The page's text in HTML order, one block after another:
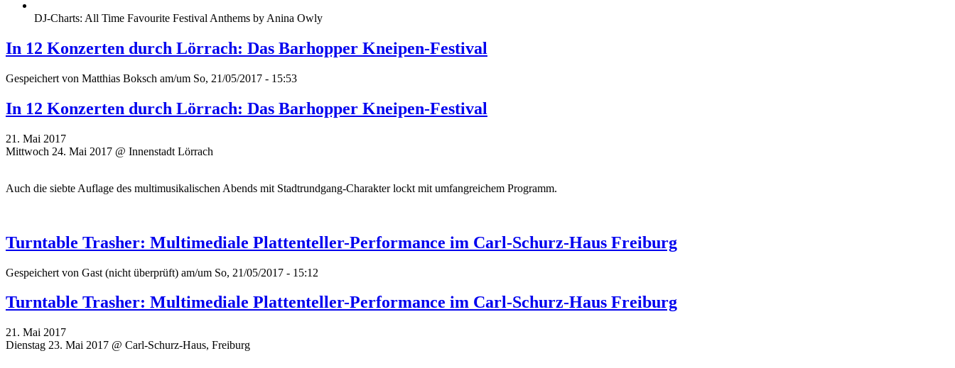
DJ-Charts: All Time Favourite Festival Anthems by Anina Owly
In 12 Konzerten durch Lörrach: Das Barhopper Kneipen-Festival
Gespeichert von Matthias Boksch am/um So, 21/05/2017 - 15:53
In 12 Konzerten durch Lörrach: Das Barhopper Kneipen-Festival
21. Mai 2017
Mittwoch 24. Mai 2017 @ Innenstadt Lörrach
Auch die siebte Auflage des multimusikalischen Abends mit Stadtrundgang-Charakter lockt mit umfangreichem Programm.
Turntable Trasher: Multimediale Plattenteller-Performance im Carl-Schurz-Haus Freiburg
Gespeichert von Gast (nicht überprüft) am/um So, 21/05/2017 - 15:12
Turntable Trasher: Multimediale Plattenteller-Performance im Carl-Schurz-Haus Freiburg
21. Mai 2017
Dienstag 23. Mai 2017 @ Carl-Schurz-Haus, Freiburg